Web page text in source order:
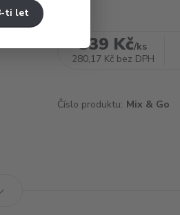
ti let
339 Kč/ks
280,17 Kč bez DPH
Číslo produktu: Mix & Go